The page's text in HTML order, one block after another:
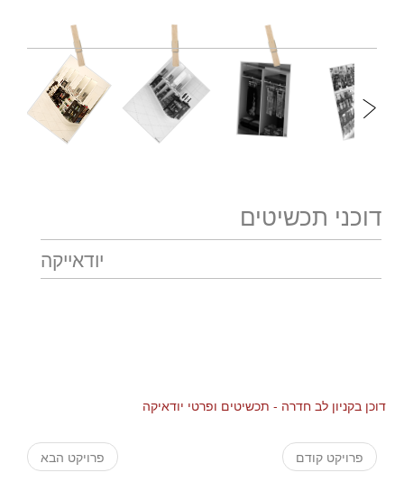
דוכני תכשיטים
יודאייקה
דוכן בקניון לב חדרה - תכשיטים ופרטי יודאיקה
פרויקט קודם פרויקט הבא